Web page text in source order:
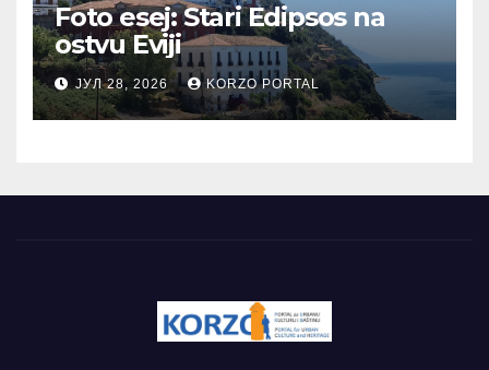
Foto esej: Stari Edipsos na
ostvu Eviji
ЈУЛ 28, 2026 KORZO PORTAL